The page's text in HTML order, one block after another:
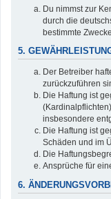
Du nimmst zur
durch die
bestimmte
5.
Der Betreiber
zurückzuführen
Die Haftung ist
insbesondere
Die Haftung ist
Schäden und im
Die
Ansprüche für
6.